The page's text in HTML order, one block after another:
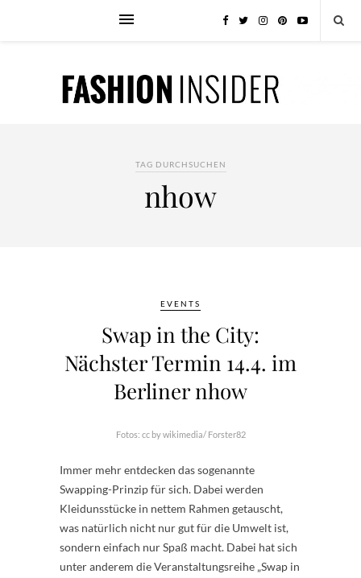
TAG DURCHSUCHEN
nhow
EVENTS
Swap in the City:
Nächster Termin 14.4. im
Berliner nhow
Fotos: cc by wikimedia/ Forster82
Immer mehr entdecken das sogenannte
Swapping-Prinzip für sich. Dabei werden
Kleidunsstücke in nettem Rahmen getauscht,
was natürlich nicht nur gut für die Umwelt ist,
sondern einfach nur Spaß macht. Dabei hat sich
unter anderem die Veranstaltungsreihe „Swap in